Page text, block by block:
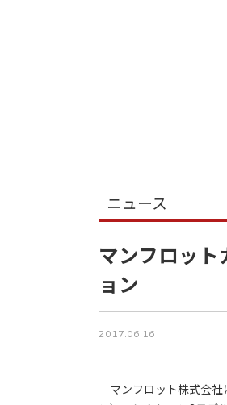
ニュース
マンフロッ
ョン
2017.06.16
マンフロット株式会社